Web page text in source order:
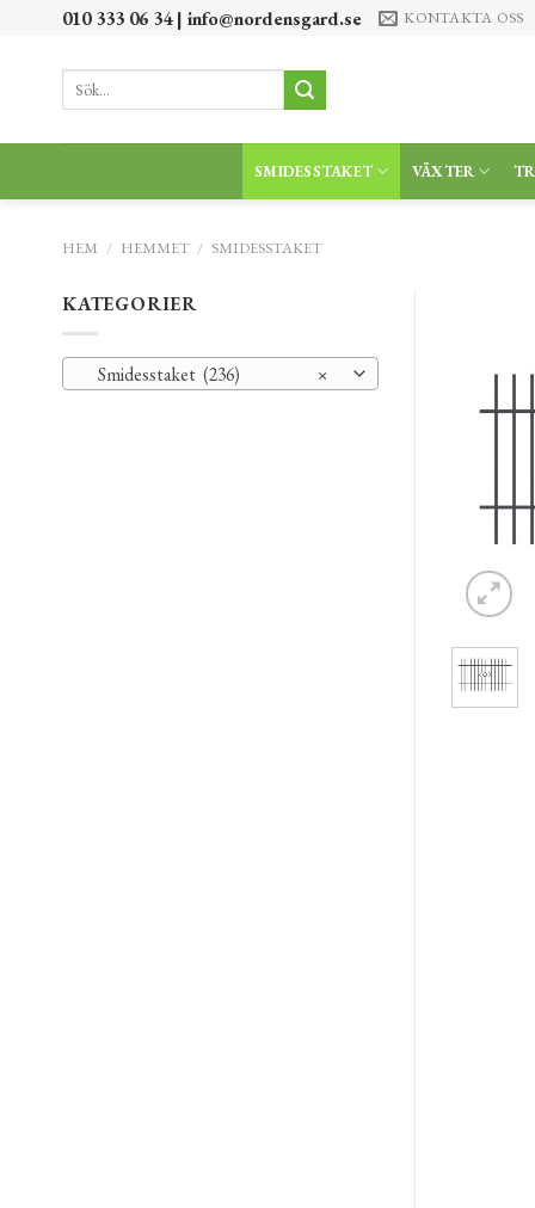
010 333 06 34 | info@nordensgard.se KONTAKTA OSS
efter:
SMIDESSTAKET VÄXTER
HEM / HEMMET / SMIDESSTAKET
KATEGORIER
×
Smidesstaket (236)